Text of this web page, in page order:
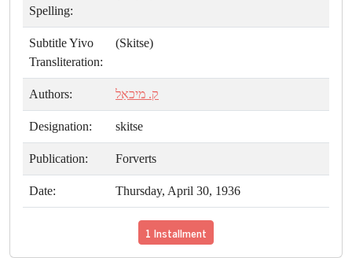
Spelling:
Subtitle Yivo
Transliteration:
(Skitse)
Authors: ק. מיכאַל
Designation: skitse
Publication: Forverts
Date: Thursday, April 30, 1936
1 Installment